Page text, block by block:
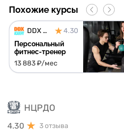
Похожие курсы
DDX Academy 4.30
Персональный
фитнес-тренер
13 883 ₽/мес
НЦРДО
4.30 3 отзыва